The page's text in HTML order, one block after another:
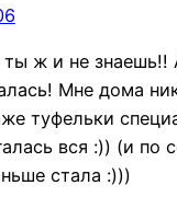
ж и не знаешь!!
Мне дома
туфельки
вся :)) (и по
стала :)))